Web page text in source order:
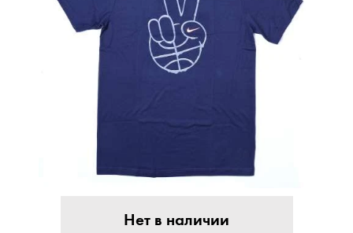
Нет в наличии